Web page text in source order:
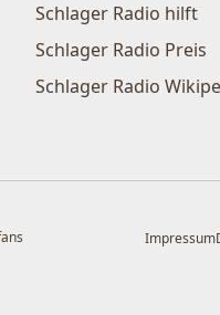
Schlager Radio hilft
Schlager Radio Preis
Schlager Radio
Impressum